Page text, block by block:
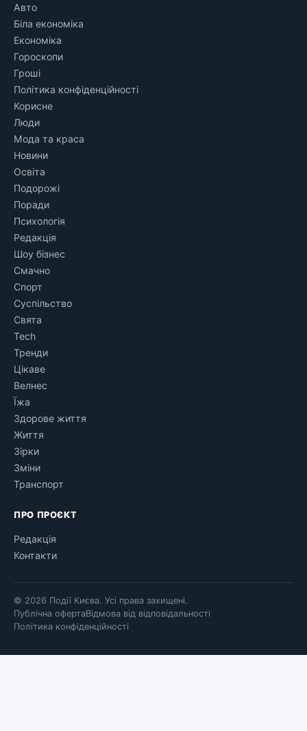
Авто
Біла економіка
Економіка
Гороскопи
Гроші
Політика конфіденційності
Корисне
Люди
Мода та краса
Новини
Освіта
Подорожі
Поради
Психологія
Редакція
Шоу бізнес
Смачно
Спорт
Суспільство
Свята
Tech
Тренди
Цікаве
Велнес
Їжа
Здорове життя
Життя
Зірки
Зміни
Транспорт
ПРО ПРОЄКТ
Редакція
Контакти
© 2026 Події Києва. Усі права захищені.
Публічна офертаВідмова від відповідальності
Політика конфіденційності